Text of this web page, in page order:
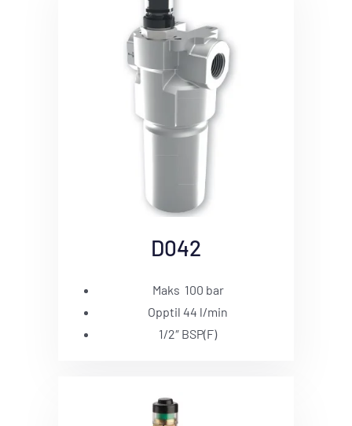
D042
Maks 100 bar
Opptil 44 l/min
1/2″ BSP(F)